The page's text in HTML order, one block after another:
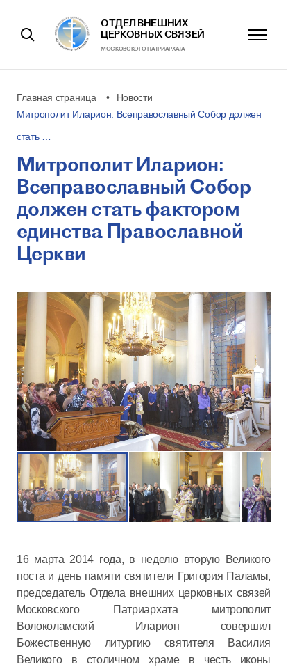
ОТДЕЛ ВНЕШНИХ
ЦЕРКОВНЫХ СВЯЗЕЙ
МОСКОВСКОГО ПАТРИАРХАТА
Главная страница
Новости
Митрополит Иларион: Всеправославный Собор должен
стать …
Митрополит Иларион:
Всеправославный Собор
должен стать фактором
единства Православной
Церкви
16 марта 2014 года, в неделю вторую Великого
поста и день памяти святителя Григория Паламы,
председатель Отдела внешних церковных связей
Московского Патриархата митрополит
Волоколамский Иларион совершил
Божественную литургию святителя Василия
Великого в столичном храме в честь иконы